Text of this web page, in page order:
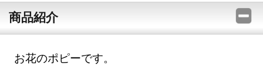
商品紹介
お花のポピーです。